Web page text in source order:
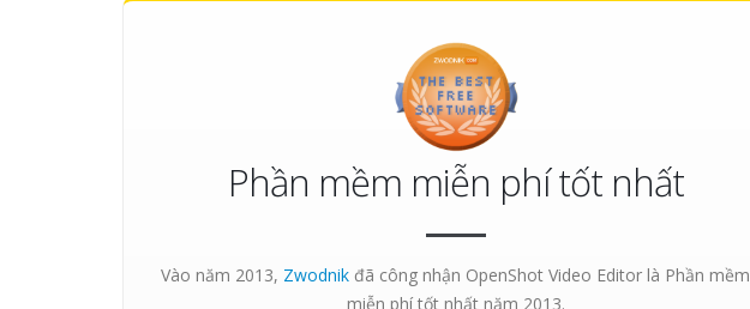
Phần mềm miễn phí tốt nhất
Vào năm 2013, Zwodnik đã công nhận OpenShot Video Editor là Phần mềm
miễn phí tốt nhấtnăm 2013.